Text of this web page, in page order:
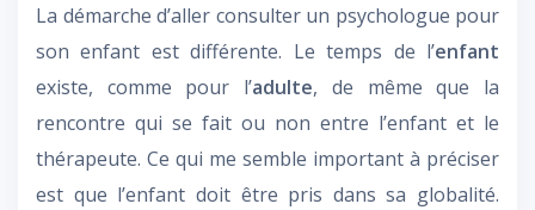
La démarche d’aller consulter un psychologue pour
son enfant est différente. Le temps de l’enfant
existe, comme pour l’adulte, de même que la
rencontre qui se fait ou non entre l’enfant et le
thérapeute. Ce qui me semble important à préciser
est que l’enfant doit être pris dans sa globalité.